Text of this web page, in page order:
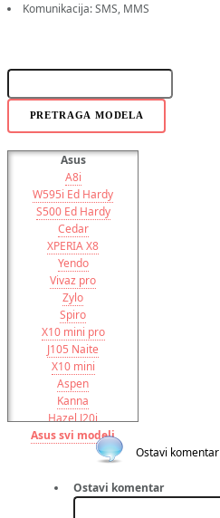
Komunikacija: SMS, MMS
PRETRAGA MODELA
Asus
A8i
W595i Ed Hardy
S500 Ed Hardy
Cedar
XPERIA X8
Yendo
Vivaz pro
Zylo
Spiro
X10 mini pro
J105 Naite
X10 mini
Aspen
Kanna
Hazel J20i
Elm
XPERIA X10
XPERIA X2
Asus svi modeli
Ostavi komentar
Ostavi komentar